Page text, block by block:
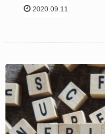
2020.09.11